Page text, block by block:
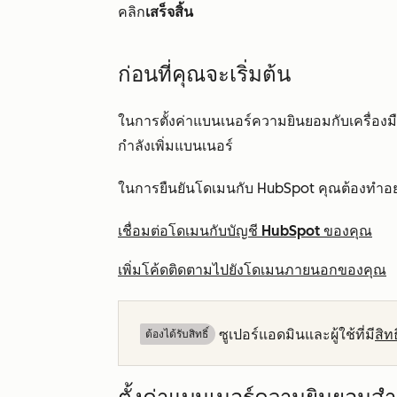
คลิกเสร็จสิ้น
ก่อนที่คุณจะเริ่มต้น
ในการตั้งค่าแบนเนอร์ความยินยอมกับเครื่อ
กำลังเพิ่มแบนเนอร์
ในการยืนยันโดเมนกับ HubSpot คุณต้องทำอ
เชื่อมต่อโดเมนกับบัญชี HubSpot ของคุณ
เพิ่มโค้ดติดตามไปยังโดเมนภายนอกของคุณ
ต้องได้รับสิทธิ์​ ซูเปอร์แอดมินและผู้ใช้ที่มีสิท